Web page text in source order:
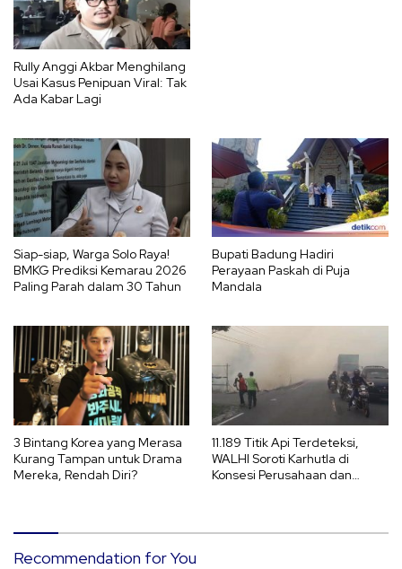
Rully Anggi Akbar Menghilang
Usai Kasus Penipuan Viral: Tak
Ada Kabar Lagi
Siap-siap, Warga Solo Raya!
BMKG Prediksi Kemarau 2026
Paling Parah dalam 30 Tahun
Bupati Badung Hadiri
Perayaan Paskah di Puja
Mandala
3 Bintang Korea yang Merasa
Kurang Tampan untuk Drama
Mereka, Rendah Diri?
11.189 Titik Api Terdeteksi,
WALHI Soroti Karhutla di
Konsesi Perusahaan dan
Recommendation for You